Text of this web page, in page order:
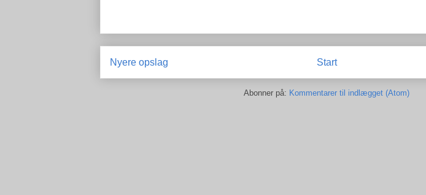
Nyere opslag Start
Abonner på: Kommentarer til indlægget (Atom)